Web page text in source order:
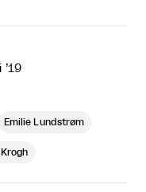
Emilie Lundstrøm